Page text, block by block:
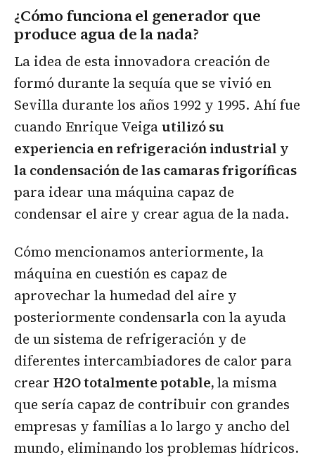
¿Cómo funciona el generador que
produce agua de la nada?
La idea de esta innovadora creación de
formó durante la sequía que se vivió en
Sevilla durante los años 1992 y 1995. Ahí fue
cuando Enrique Veigautilizó su
experiencia en refrigeración industrial y
la condensación de las camaras frigoríficas
para idear una máquina capaz de
condensar el aire y crear agua de la nada.
Cómo mencionamos anteriormente, la
máquina en cuestión es capaz de
aprovechar la humedad del aire y
posteriormente condensarla con la ayuda
de un sistema de refrigeración y de
diferentes intercambiadores de calor para
crear H2O totalmente potable,la misma
que sería capaz de contribuir con grandes
empresas y familias a lo largo y ancho del
mundo, eliminando los problemas hídricos.